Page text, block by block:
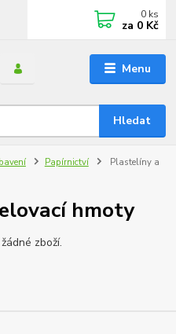
Menu
Hledat
0 ks
za 0 Kč
Papírnictví
Plastelíny a
hmoty
zboží.